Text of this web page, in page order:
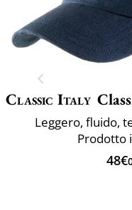
Classic Italy
Leggero, fluido,
Prodotto
48€